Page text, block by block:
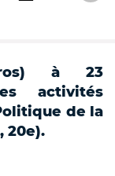
à 23
activités
de la
20e).